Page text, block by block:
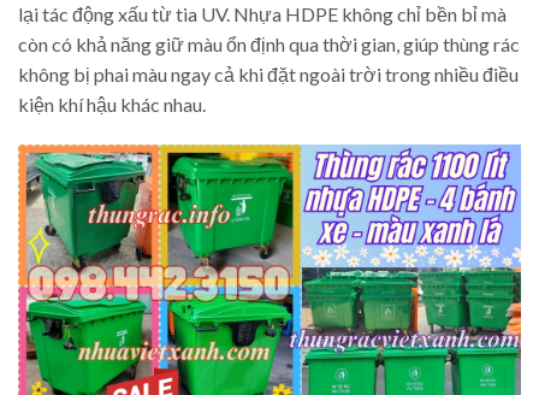
lại tác động xấu từ tia UV. Nhựa HDPE không chỉ bền bỉ mà
còn có khả năng giữ màu ổn định qua thời gian, giúp thùng rác
không bị phai màu ngay cả khi đặt ngoài trời trong nhiều điều
kiện khí hậu khác nhau.